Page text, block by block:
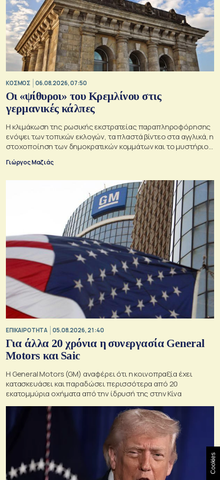
ΚΟΣΜΟΣ 06.08.2026, 07:50
Οι «ψίθυροι» του Κρεμλίνου στις
γερμανικές κάλπες
Η κλιμάκωση της ρωσικής εκστρατείας παραπληροφόρησης
ενόψει των τοπικών εκλογών, τα πλαστά βίντεο στα αγγλικά, η
στοχοποίηση των δημοκρατικών κομμάτων και το μυστήριο
Γιώργος Μαζιάς
ΕΠΙΚΑΙΡΟΤΗΤΑ 05.08.2026, 21:40
Για άλλα 20 χρόνια η συνεργασία General
Motors και Saic
Η General Motors (GM) αναφέρει ότι η κοινοπραξία έχει
κατασκευάσει και παραδώσει περισσότερα από 20
εκατομμύρια οχήματα από την ίδρυσή της στην Κίνα
Cookies